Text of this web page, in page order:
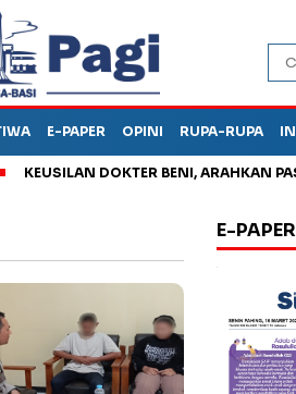
E-PAPER OPINI RUPA-RUPA
DOKTER BENI, ARAHKAN
E-